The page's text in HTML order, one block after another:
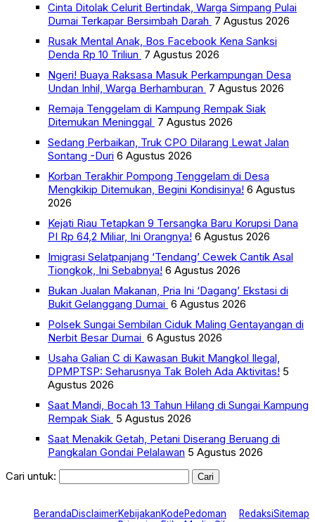
Cinta Ditolak Celurit Bertindak, Warga Simpang Pulai
Dumai Terkapar Bersimbah Darah 7 Agustus 2026
Rusak Mental Anak, Bos Facebook Kena Sanksi
Denda Rp 10 Triliun 7 Agustus 2026
Ngeri! Buaya Raksasa Masuk Perkampungan Desa
Undan Inhil, Warga Berhamburan 7 Agustus 2026
Remaja Tenggelam di Kampung Rempak Siak
Ditemukan Meninggal 7 Agustus 2026
Sedang Perbaikan, Truk CPO Dilarang Lewat Jalan
Sontang -Duri 6 Agustus 2026
Korban Terakhir Pompong Tenggelam di Desa
Mengkikip Ditemukan, Begini Kondisinya! 6 Agustus
2026
Kejati Riau Tetapkan 9 Tersangka Baru Korupsi Dana
PI Rp 64,2 Miliar, Ini Orangnya! 6 Agustus 2026
Imigrasi Selatpanjang ‘Tendang’ Cewek Cantik Asal
Tiongkok, Ini Sebabnya! 6 Agustus 2026
Bukan Jualan Makanan, Pria Ini ‘Dagang’ Ekstasi di
Bukit Gelanggang Dumai 6 Agustus 2026
Polsek Sungai Sembilan Ciduk Maling Gentayangan di
Nerbit Besar Dumai 6 Agustus 2026
Usaha Galian C di Kawasan Bukit Mangkol Ilegal,
DPMPTSP: Seharusnya Tak Boleh Ada Aktivitas! 5
Agustus 2026
Saat Mandi, Bocah 13 Tahun Hilang di Sungai Kampung
Rempak Siak 5 Agustus 2026
Saat Menakik Getah, Petani Diserang Beruang di
Pangkalan Gondai Pelalawan 5 Agustus 2026
Cari untuk:
BerandaDisclaimerKebijakanKodePedoman
RedaksiSitemap